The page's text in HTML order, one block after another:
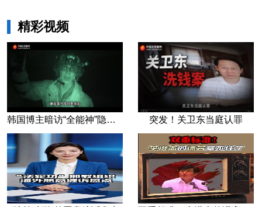
精彩视频
韩国博主暗访“全能神”隐秘据点 突发！关卫东当庭认罪